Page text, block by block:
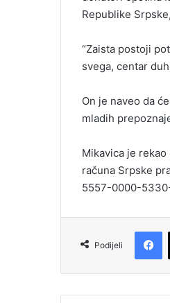
Republike
“Zaista postoji
svega, centar
On je naveo da
mladih
Mikavica je
računa Srpske
5557-0000-
Podijeli